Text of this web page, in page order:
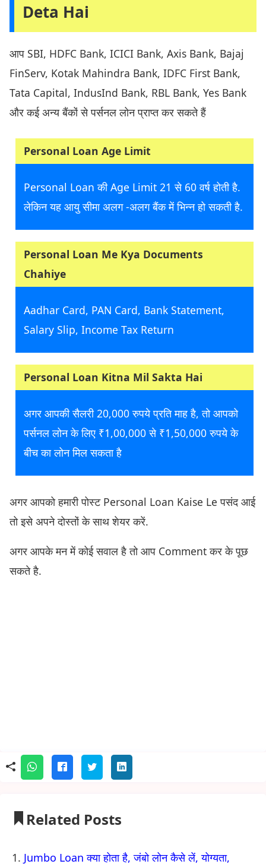
Deta Hai
आप SBI, HDFC Bank, ICICI Bank, Axis Bank, Bajaj
FinServ, Kotak Mahindra Bank, IDFC First Bank,
Tata Capital, IndusInd Bank, RBL Bank, Yes Bank
और कई अन्य बैंकों से पर्सनल लोन प्राप्त कर सकते हैं
Personal Loan Age Limit
Personal Loan की Age Limit 21 से 60 वर्ष होती है.
लेकिन यह आयु सीमा अलग -अलग बैंक में भिन्न हो सकती है.
Personal Loan Me Kya Documents
Chahiye
Aadhar Card, PAN Card, Bank Statement,
Salary Slip, Income Tax Return
Personal Loan Kitna Mil Sakta Hai
अगर आपकी सैलरी 20,000 रुपये प्रति माह है, तो आपको
पर्सनल लोन के लिए ₹1,00,000 से ₹1,50,000 रुपये के
बीच का लोन मिल सकता है
अगर आपको हमारी पोस्ट Personal Loan Kaise Le पसंद आई
तो इसे अपने दोस्तों के साथ शेयर करें.
अगर आपके मन में कोई सवाल है तो आप Comment कर के पूछ
सकते है.
Related Posts
Jumbo Loan क्या होता है, जंबो लोन कैसे लें, योग्यता,